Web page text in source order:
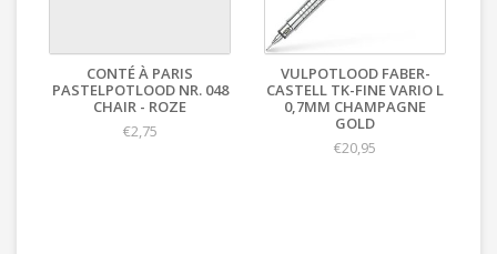
CONTÉ À PARIS
PASTELPOTLOOD NR. 048
CHAIR - ROZE
€2,75
VULPOTLOOD FABER-
CASTELL TK-FINE VARIO L
0,7MM CHAMPAGNE
GOLD
€20,95